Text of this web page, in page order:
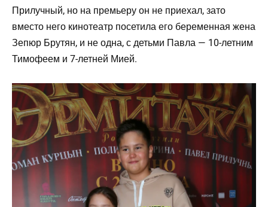
Прилучный, но на премьеру он не приехал, зато
вместо него кинотеатр посетила его беременная жена
Зепюр Брутян, и не одна, с детьми Павла — 10-летним
Тимофеем и 7-летней Мией.